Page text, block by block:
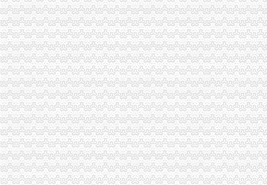
河南一般纳税人资格查询入口_河南会计网
浙江一般纳税人资格查询
山东省一般纳税人资格查询
青岛一般纳税人查询
一般纳税人查询全国信息怎么操作_搜狐其它_搜狐网
一般纳税人查询—在线播放—优酷网,高清在线观看
关于一般纳税人查询的问题
如何查询对方公司是否为一般纳税人。-文章
如何查询增值税一般纳税人资格的开始年月？_百度知道
一般纳税人税号查询_青岛包听|E都市
重庆一般纳税人资格查询
全国一般纳税人资格查询收_搜狐教育_搜狐网
陕西省一般纳税人查询_中华文本库
一般纳税人提供技术咨询服务,税率是多少？_中华会计网校_税务网校
一般纳税人查询电话-深圳爱问分类